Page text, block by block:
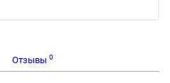
Отзывы 0